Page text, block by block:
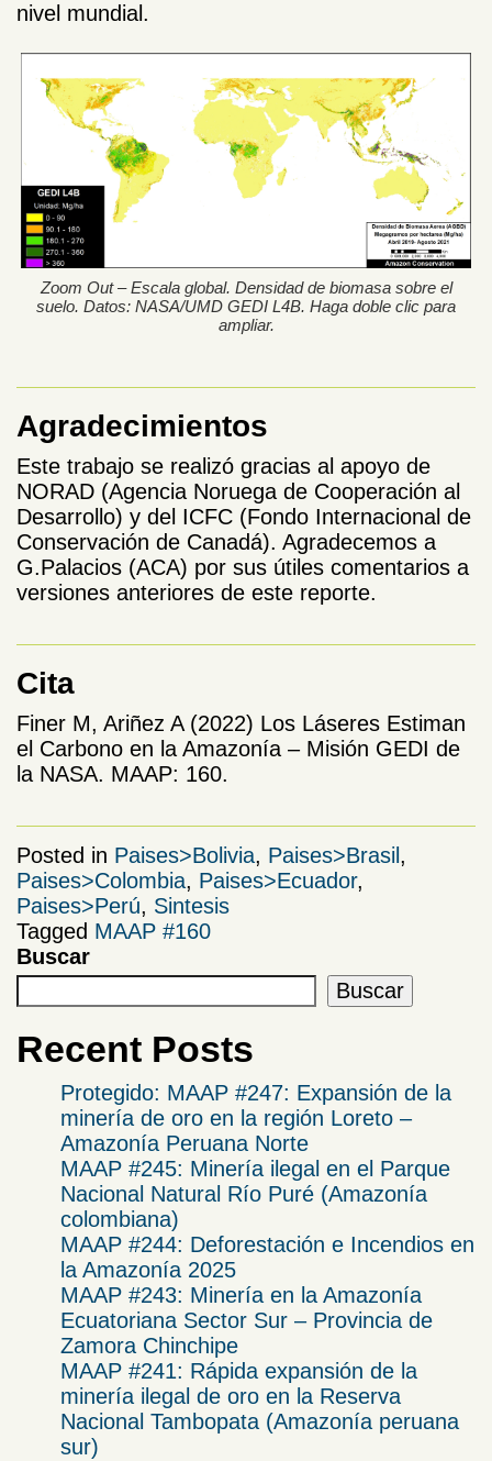
nivel mundial.
Zoom Out – Escala global. Densidad de biomasa sobre el
suelo. Datos: NASA/UMD GEDI L4B. Haga doble clic para
ampliar.
Agradecimientos
Este trabajo se realizó gracias al apoyo de
NORAD (Agencia Noruega de Cooperación al
Desarrollo) y del ICFC (Fondo Internacional de
Conservación de Canadá). Agradecemos a
G.Palacios (ACA) por sus útiles comentarios a
versiones anteriores de este reporte.
Cita
Finer M, Ariñez A (2022) Los Láseres Estiman
el Carbono en la Amazonía – Misión GEDI de
la NASA. MAAP: 160.
Posted in Paises>Bolivia, Paises>Brasil ,
Paises>Colombia, Paises>Ecuador,
Paises>Perú, Sintesis
Tagged MAAP #160
Buscar
Buscar
Recent Posts
Protegido: MAAP #247: Expansión de la
minería de oro en la región Loreto –
Amazonía Peruana Norte
MAAP #245: Minería ilegal en el Parque
Nacional Natural Río Puré (Amazonía
colombiana)
MAAP #244: Deforestación e Incendios en
la Amazonía 2025
​MAAP #243: Minería en la Amazonía
Ecuatoriana Sector Sur – Provincia de
Zamora Chinchipe​
MAAP #241: Rápida expansión de la
minería ilegal de oro en la Reserva
Nacional Tambopata (Amazonía peruana
sur)